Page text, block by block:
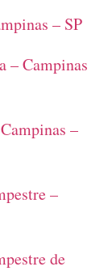
– SP
– Campinas
–
–
de